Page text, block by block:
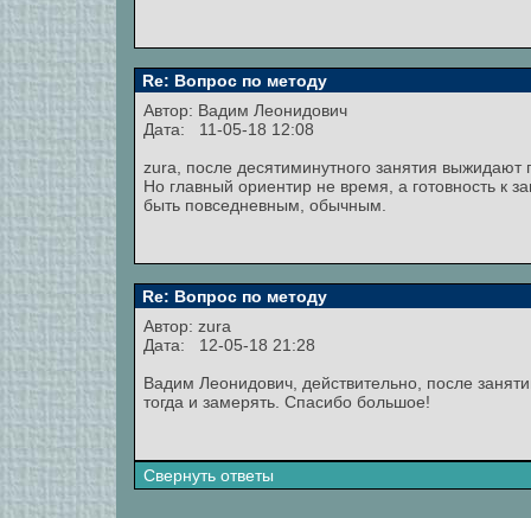
Re: Вопрос по методу
Автор: Вадим Леонидович
Дата: 11-05-18 12:08
zura, после десятиминутного занятия
Но главный ориентир не время, а готовность к
быть повседневным, обычным.
Re: Вопрос по методу
Автор: zura
Дата: 12-05-18 21:28
Вадим Леонидович, действительно, после
тогда и замерять. Спасибо большое!
Свернуть ответы